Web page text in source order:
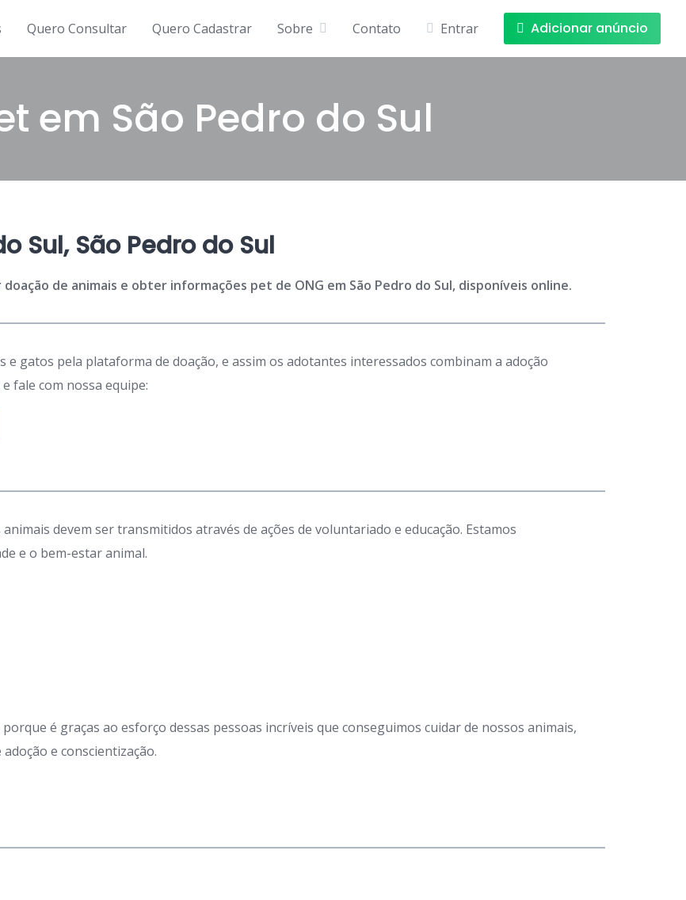
Quero Consultar Quero Cadastrar Sobre Contato Entrar Adicionar anúncio
em São Pedro do Sul
Sul, São Pedro do Sul
de animais e obter informações pet de ONG em São Pedro do Sul, disponíveis online.
e gatos pela plataforma de doação, e assim os adotantes interessados combinam a adoção
fale com nossa equipe:
devem ser transmitidos através de ações de voluntariado e educação. Estamos
e o bem-estar animal.
é graças ao esforço dessas pessoas incríveis que conseguimos cuidar de nossos animais,
e conscientização.